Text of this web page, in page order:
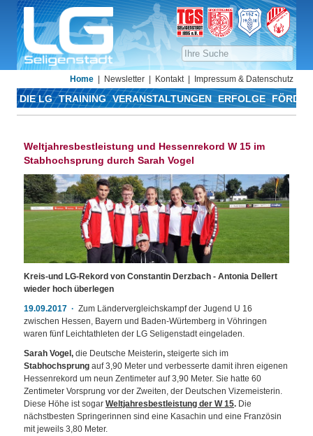
Home Newsletter Kontakt Impressum & Datenschutz
DIE LG TRAINING VERANSTALTUNGEN ERFOLGE
Weltjahresbestleistung und Hessenrekord W 15 im
Stabhochsprung durch Sarah Vogel
Kreis-und LG-Rekord von Constantin Derzbach - Antonia Dellert
wieder hoch überlegen
19.09.2017
Zum Ländervergleichskampf der Jugend U 16
zwischen Hessen, Bayern und Baden-Würtemberg in Vöhringen
waren fünf Leichtathleten der LG Seligenstadt eingeladen.
Sarah Vogel, die Deutsche Meisterin, steigerte sich im
Stabhochsprung auf 3,90 Meter und verbesserte damit ihren eigenen
Hessenrekord um neun Zentimeter auf 3,90 Meter. Sie hatte 60
Zentimeter Vorsprung vor der Zweiten, der Deutschen Vizemeisterin.
Diese Höhe ist sogar Weltjahresbestleistung der W 15. Die
nächstbesten Springerinnen sind eine Kasachin und eine Französin
mit jeweils 3,80 Meter.